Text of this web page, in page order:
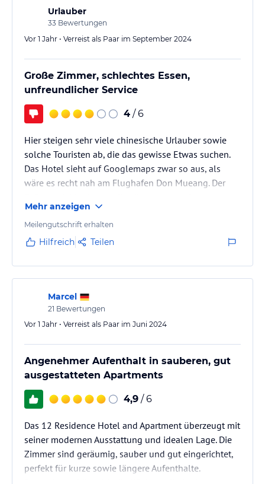
Urlauber
33 Bewertungen
Vor 1 Jahr • Verreist als Paar im September 2024
Große Zimmer, schlechtes Essen,
unfreundlicher Service
4 / 6
Hier steigen sehr viele chinesische Urlauber sowie
solche Touristen ab, die das gewisse Etwas suchen.
Das Hotel sieht auf Googlemaps zwar so aus, als
wäre es recht nah am Flughafen Don Mueang. Der
katastrophalen Straßenführung zwischen 30-40
Minuten. Das sollte man bei viel Gepäck unbedingt
beachten und ggfs. einfach ein Taxi buchen.
Mehr anzeigen
Meilengutschrift erhalten
Hilfreich Teilen
Marcel
21 Bewertungen
Vor 1 Jahr • Verreist als Paar im Juni 2024
Angenehmer Aufenthalt in sauberen, gut
ausgestatteten Apartments
4,9 / 6
Das 12 Residence Hotel and Apartment überzeugt mit
seiner modernen Ausstattung und idealen Lage. Die
Zimmer sind geräumig, sauber und gut eingerichtet,
perfekt für kurze sowie längere Aufenthalte.